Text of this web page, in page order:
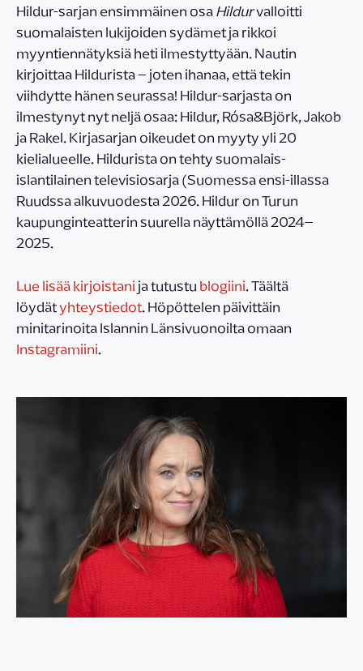
Hildur-sarjan ensimmäinen osaHildurvalloitti
suomalaisten lukijoiden sydämet ja rikkoi
myyntiennätyksiä heti ilmestyttyään. Nautin
kirjoittaa Hildurista – joten ihanaa, että tekin
viihdytte hänen seurassa! Hildur-sarjasta on
ilmestynyt nyt neljä osaa: Hildur, Rósa&Björk, Jakob
ja Rakel. Kirjasarjan oikeudet on myyty yli 20
kielialueelle. Hildurista on tehty suomalais-
islantilainen televisiosarja (Suomessa ensi-illassa
Ruudssa alkuvuodesta 2026. Hildur on Turun
kaupunginteatterin suurella näyttämöllä 2024–
2025.
Lue lisää kirjoistanija tutustublogiini. Täältä
löydätyhteystiedot. Höpöttelen päivittäin
minitarinoita Islannin Länsivuonoilta omaan
Instagramiini.